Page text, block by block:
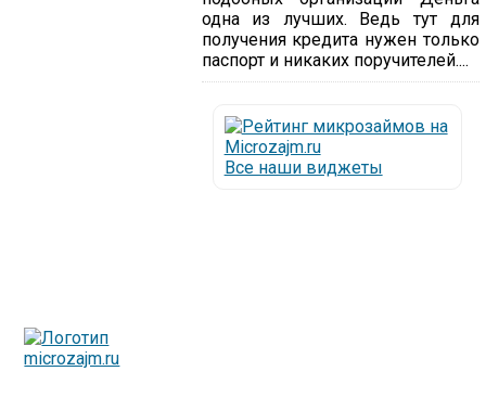
одна из лучших. Ведь тут для
получения кредита нужен только
паспорт и никаких поручителей....
Все наши виджеты